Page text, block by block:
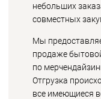
небольших
совместных
Мы
продаже
по
Отгрузка
все имеющиеся